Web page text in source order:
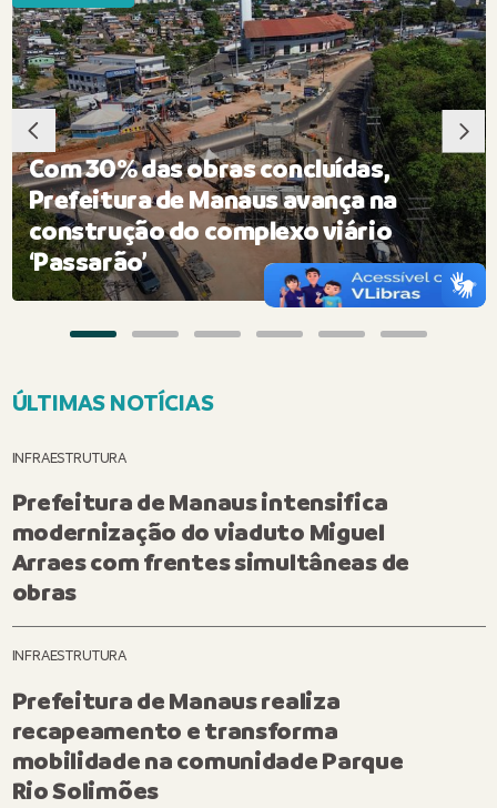
Com 30% das obras concluídas,
Prefeitura de Manaus avança na
construção do complexo viário
‘Passarão’
ÚLTIMAS NOTÍCIAS
INFRAESTRUTURA
Prefeitura de Manaus intensifica
modernização do viaduto Miguel
Arraes com frentes simultâneas de
obras
INFRAESTRUTURA
Prefeitura de Manaus realiza
recapeamento e transforma
mobilidade na comunidade Parque
Rio Solimões